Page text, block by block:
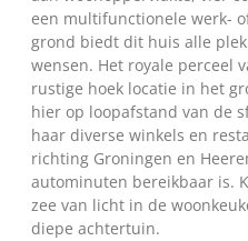
een multifunctionele werk-
grond biedt dit huis alle
wensen. Het royale perceel
rustige hoek locatie in het
hier op loopafstand van de
haar diverse winkels en
richting Groningen en
autominuten bereikbaar is.
zee van licht in de
diepe achtertuin.